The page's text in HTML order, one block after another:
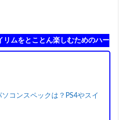
リムをとことん楽しむためのハー
コンスペックは？PS4やスイ